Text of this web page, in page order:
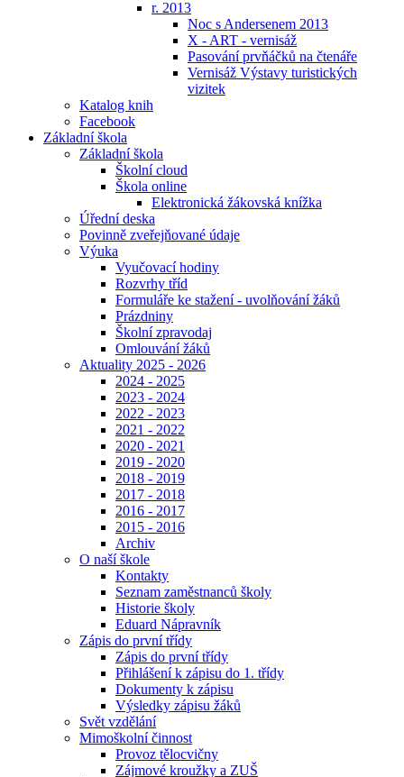
r. 2013
Noc s Andersenem 2013
X - ART - vernisáž
Pasování prvňáčků na čtenáře
Vernisáž Výstavy turistických
vizitek
Katalog knih
Facebook
Základní škola
Základní škola
Školní cloud
Škola online
Elektronická žákovská knížka
Úřední deska
Povinně zveřejňované údaje
Výuka
Vyučovací hodiny
Rozvrhy tříd
Formuláře ke stažení - uvolňování žáků
Prázdniny
Školní zpravodaj
Omlouvání žáků
Aktuality 2025 - 2026
2024 - 2025
2023 - 2024
2022 - 2023
2021 - 2022
2020 - 2021
2019 - 2020
2018 - 2019
2017 - 2018
2016 - 2017
2015 - 2016
Archiv
O naší škole
Kontakty
Seznam zaměstnanců školy
Historie školy
Eduard Nápravník
Zápis do první třídy
Zápis do první třídy
Přihlášení k zápisu do 1. třídy
Dokumenty k zápisu
Výsledky zápisu žáků
Svět vzdělání
Mimoškolní činnost
Provoz tělocvičny
Zájmové kroužky a ZUŠ